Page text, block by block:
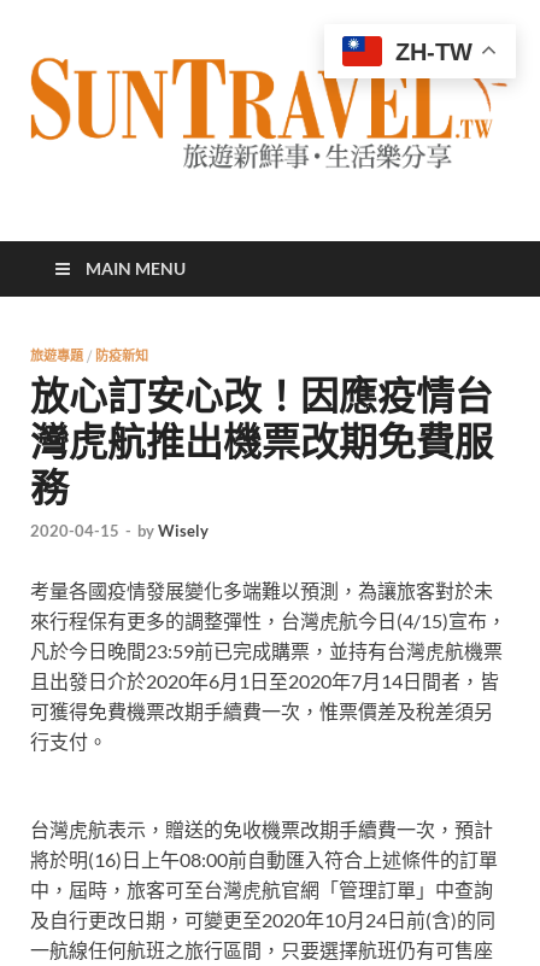
太陽網
MAIN MENU
旅遊專題 / 防疫新知
放心訂安心改！因應疫情台
灣虎航推出機票改期免費服
務
2020-04-15 - byWisely
考量各國疫情發展變化多端難以預測，為讓旅客對於未
來行程保有更多的調整彈性，台灣虎航今日(4/15)宣布，
凡於今日晚間23:59前已完成購票，並持有台灣虎航機票
且出發日介於2020年6月1日至2020年7月14日間者，皆
可獲得免費機票改期手續費一次，惟票價差及稅差須另
行支付。
台灣虎航表示，贈送的免收機票改期手續費一次，預計
將於明(16)日上午08:00前自動匯入符合上述條件的訂單
中，屆時，旅客可至台灣虎航官網「管理訂單」中查詢
及自行更改日期，可變更至2020年10月24日前(含)的同
一航線任何航班之旅行區間，只要選擇航班仍有可售座
ZH-TW